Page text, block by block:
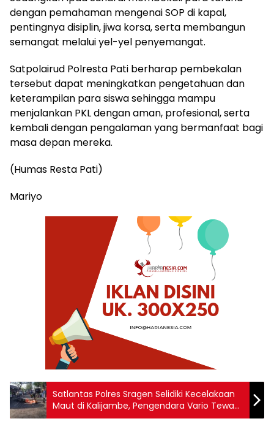
dengan pemahaman mengenai SOP di kapal,
pentingnya disiplin, jiwa korsa, serta membangun
semangat melalui yel-yel penyemangat.
Satpolairud Polresta Pati berharap pembekalan
tersebut dapat meningkatkan pengetahuan dan
keterampilan para siswa sehingga mampu
menjalankan PKL dengan aman, profesional, serta
kembali dengan pengalaman yang bermanfaat bagi
masa depan mereka.
(Humas Resta Pati)
Mariyo
Satlantas Polres Sragen Selidiki Kecelakaan
Maut di Kalijambe, Pengendara Vario Tewas
Usai Terjatuh dan Tertabrak Kendaraan